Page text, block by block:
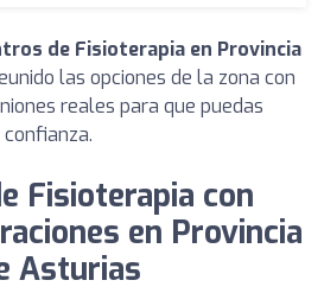
de Fisioterapia en Provincia
las opciones de la zona con
reales para que puedas
Fisioterapia con
en Provincia
Asturias